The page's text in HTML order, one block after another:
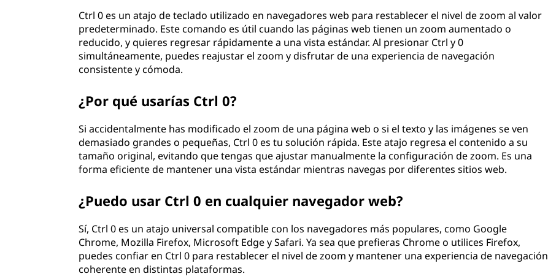
Ctrl 0 es un atajo de teclado utilizado en navegadores web para restablecer el nivel de zoom al valor
predeterminado. Este comando es útil cuando las páginas web tienen un zoom aumentado o
reducido, y quieres regresar rápidamente a una vista estándar. Al presionar Ctrl y 0
simultáneamente, puedes reajustar el zoom y disfrutar de una experiencia de navegación
consistente y cómoda.
¿Por qué usarías Ctrl 0?
Si accidentalmente has modificado el zoom de una página web o si el texto y las imágenes se ven
demasiado grandes o pequeñas, Ctrl 0 es tu solución rápida. Este atajo regresa el contenido a su
tamaño original, evitando que tengas que ajustar manualmente la configuración de zoom. Es una
forma eficiente de mantener una vista estándar mientras navegas por diferentes sitios web.
¿Puedo usar Ctrl 0 en cualquier navegador web?
Sí, Ctrl 0 es un atajo universal compatible con los navegadores más populares, como Google
Chrome, Mozilla Firefox, Microsoft Edge y Safari. Ya sea que prefieras Chrome o utilices Firefox,
puedes confiar en Ctrl 0 para restablecer el nivel de zoom y mantener una experiencia de navegación
coherente en distintas plataformas.